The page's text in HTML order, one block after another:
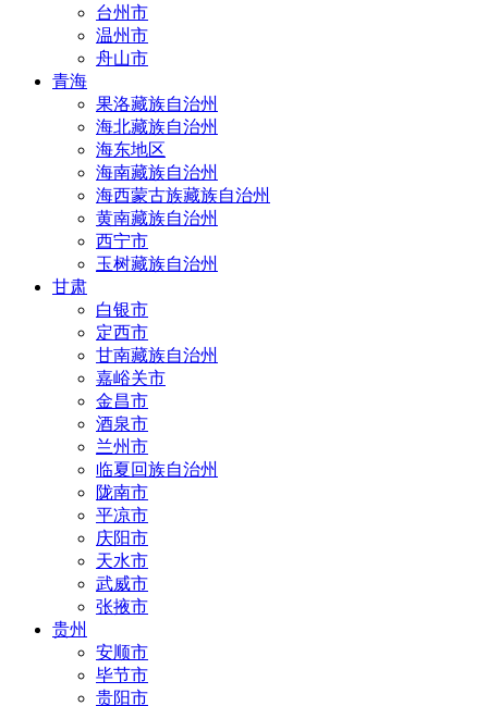
台州市
温州市
舟山市
青海
果洛藏族自治州
海北藏族自治州
海东地区
海南藏族自治州
海西蒙古族藏族自治州
黄南藏族自治州
西宁市
玉树藏族自治州
甘肃
白银市
定西市
甘南藏族自治州
嘉峪关市
金昌市
酒泉市
兰州市
临夏回族自治州
陇南市
平凉市
庆阳市
天水市
武威市
张掖市
贵州
安顺市
毕节市
贵阳市